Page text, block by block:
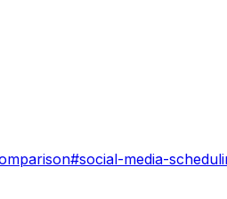
#social-media-